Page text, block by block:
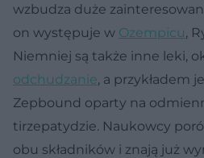
wzbudza duże
on występuje w Ozempicu,
Niemniej są także inne leki,
odchudzanie, a przykładem
Zepbound oparty na
tirzepatydzie. Naukowcy
obu składników i znają już